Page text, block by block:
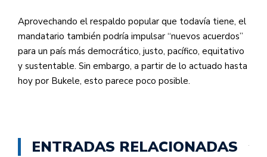
Aprovechando el respaldo popular que todavía tiene, el
mandatario también podría impulsar “nuevos acuerdos”
para un país más democrático, justo, pacífico, equitativo
y sustentable. Sin embargo, a partir de lo actuado hasta
hoy por Bukele, esto parece poco posible.
ENTRADAS RELACIONADAS